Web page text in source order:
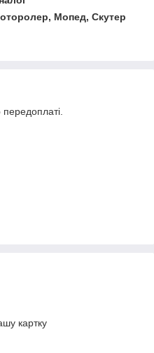
Мопед, Скутер
передоплаті.
картку